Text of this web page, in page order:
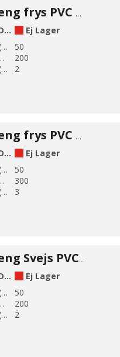
Forhæng frys PVC 200×2mm 50m
200
Ej Lager
Længde (m):
50
200
Godstyk (mm):
2
Forhæng frys PVC 300×3mm 50m
300
Ej Lager
Længde (m):
50
300
Godstyk (mm):
3
Forhæng Svejs PVC 200×2mm 50m
200
Ej Lager
Længde (m):
50
200
Godstyk (mm):
2